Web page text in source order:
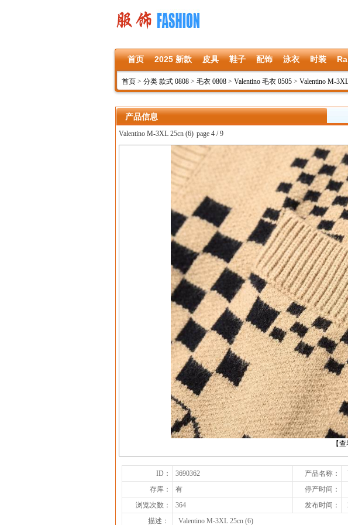
首页 2025 新款 皮具 鞋子 配饰 泳衣 时装
首页 > 分类 款式 0808 > 毛衣 0808 > Valentino 毛衣 0505 > Valentino M-
产品信息
Valentino M-3XL 25cn (6) page 4 / 9
【
上一张
下一
ID： 3690362 产品名称：
存库：
有
停产时间：
浏览次数：
364 发布时间：
描述：
Valentino M-3XL 25cn (6)